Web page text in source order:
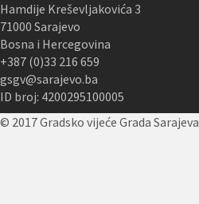
Hamdije Kreševljakovića 3
71000 Sarajevo
Bosna i Hercegovina
+387 (0)33 216 659
gsgv@sarajevo.ba
ID broj: 4200295100005
© 2017 Gradsko vijeće Grada Sarajeva